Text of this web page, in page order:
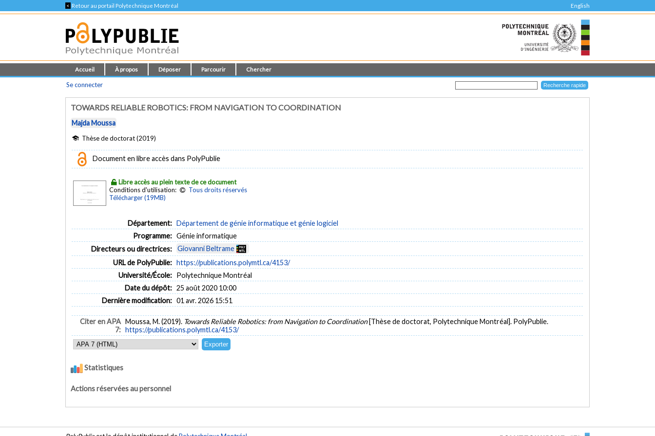
< Retour au portail Polytechnique Montréal English
Accueil À propos Déposer Parcourir Chercher
Se connecter
TOWARDS RELIABLE ROBOTICS: FROM NAVIGATION TO COORDINATION
Majda Moussa
Thèse de doctorat (2019)
Document en libre accès dans PolyPublie
Libre accès au plein texte de ce document
Conditions d'utilisation:
Tous droits réservés
Télécharger (19MB)
Département: Département de génie informatique et génie logiciel
Programme: Génie informatique
Directeurs ou directrices:
Giovanni Beltrame
URL de PolyPublie: https://publications.polymtl.ca/4153/
Université/École: Polytechnique Montréal
Date du dépôt: 25 août 2020 10:00
Dernière modification: 01 avr. 2026 15:51
Citer en APA
7:
Moussa, M. (2019). Towards Reliable Robotics: from Navigation to Coordination [Thèse de doctorat, Polytechnique Montréal]. PolyPublie.
https://publications.polymtl.ca/4153/
Statistiques
Actions réservées au personnel